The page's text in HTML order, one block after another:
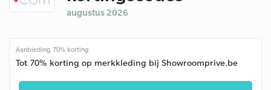
augustus 2026
Aanbieding 70% korting
Tot 70% korting op merkkleding bij Showroomprive.be